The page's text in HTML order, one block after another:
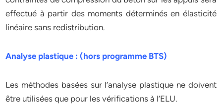
effectué à partir des moments déterminés en élasticité
linéaire sans redistribution.
Analyse plastique : (hors programme BTS)
Les méthodes basées sur l’analyse plastique ne doivent
être utilisées que pour les vérifications à l’ELU.